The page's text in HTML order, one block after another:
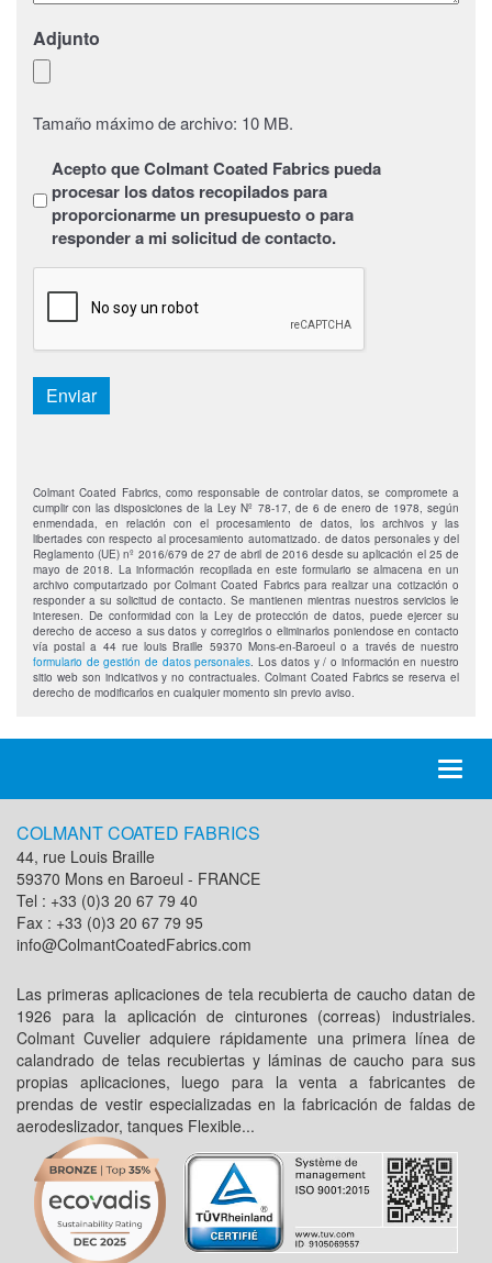
Adjunto
Tamaño máximo de archivo: 10 MB.
Sans
titre*
Acepto que Colmant Coated Fabrics pueda
procesar los datos recopilados para
proporcionarme un presupuesto o para
responder a mi solicitud de contacto.
CAPTCHA
Enviar
Colmant Coated Fabrics, como responsable de controlar datos, se compromete a
cumplir con las disposiciones de la Ley Nº 78-17, de 6 de enero de 1978, según
enmendada, en relación con el procesamiento de datos, los archivos y las
libertades con respecto al procesamiento automatizado. de datos personales y del
Reglamento (UE) nº 2016/679 de 27 de abril de 2016 desde su aplicación el 25 de
mayo de 2018. La información recopilada en este formulario se almacena en un
archivo computarizado por Colmant Coated Fabrics para realizar una cotización o
responder a su solicitud de contacto. Se mantienen mientras nuestros servicios le
interesen. De conformidad con la Ley de protección de datos, puede ejercer su
derecho de acceso a sus datos y corregirlos o eliminarlos poniendose en contacto
vía postal a 44 rue louis Braille 59370 Mons-en-Baroeul o a través de nuestro
formulario de gestión de datos personales. Los datos y / o información en nuestro
sitio web son indicativos y no contractuales. Colmant Coated Fabrics se reserva el
derecho de modificarlos en cualquier momento sin previo aviso.
COLMANT COATED FABRICS
44, rue Louis Braille
59370 Mons en Baroeul - FRANCE
Tel : +33 (0)3 20 67 79 40
Fax : +33 (0)3 20 67 79 95
info@ColmantCoatedFabrics.com
Las primeras aplicaciones de tela recubierta de caucho datan de
1926 para la aplicación de cinturones (correas) industriales.
Colmant Cuvelier adquiere rápidamente una primera línea de
calandrado de telas recubiertas y láminas de caucho para sus
propias aplicaciones, luego para la venta a fabricantes de
prendas de vestir especializadas en la fabricación de faldas de
aerodeslizador, tanques Flexible...